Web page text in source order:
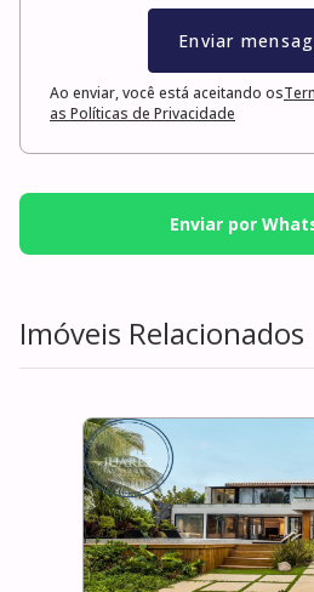
Enviar
Ao enviar, você está aceitando os
as Políticas de Privacidade
Enviar por
Imóveis Relacionados